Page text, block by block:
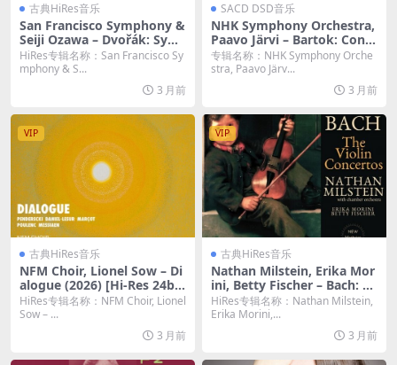
古典HiRes音乐
San Francisco Symphony &
Seiji Ozawa – Dvořák: Sym
phony No. 9 “From the Ne
w World”; Carnival Overtur
e (Remastered) (2026) [Hi-
Res 24bit/192KHz FLAC]
HiRes专辑名称：San Francisco Sy
mphony & S...
3 月前
SACD DSD音乐
NHK Symphony Orchestra,
Paavo Järvi – Bartok: Conc
erto for Orchestra / The Mi
raculous Mandarin Suite (2
专辑名称：NHK Symphony Orche
stra, Paavo Järv...
3 月前
VIP
古典HiRes音乐
NFM Choir, Lionel Sow – Di
alogue (2026) [Hi-Res 24bi
t/96KHz FLAC]
HiRes专辑名称：NFM Choir, Lionel
Sow – ...
3 月前
VIP
古典HiRes音乐
Nathan Milstein, Erika Mor
ini, Betty Fischer – Bach: Th
e Violin Concertos by Nath
an Milstein (2026.b Remast
ered, New-York 1964-1966)
(2026) [Hi-Res 24bit/96KHz
FLAC]
HiRes专辑名称：Nathan Milstein,
Erika Morini,...
3 月前